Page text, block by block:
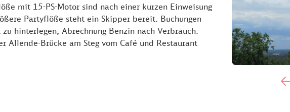
mit 15-PS-Motor sind nach einer kurzen Einweisung
Partyflöße steht ein Skipper bereit. Buchungen
hinterlegen, Abrechnung Benzin nach Verbrauch.
Allende-Brücke am Steg vom Café und Restaurant